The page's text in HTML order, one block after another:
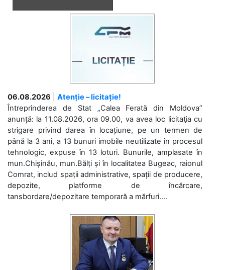
06.08.2026
Atenție – licitație!
Întreprinderea de Stat „Calea Ferată din Moldova”
anunță: la 11.08.2026, ora 09.00, va avea loc licitaţia cu
strigare privind darea în locațiune, pe un termen de
până la 3 ani, a 13 bunuri imobile neutilizate în procesul
tehnologic, expuse în 13 loturi. Bunurile, amplasate în
mun.Chișinău, mun.Bălți și în localitatea Bugeac, raionul
Comrat, includ spații administrative, spații de producere,
depozite, platforme de încărcare,
tansbordare/depozitare temporară a mărfuri....